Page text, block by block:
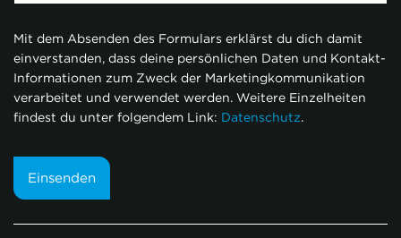
Mit dem Absenden des Formulars erklärst du dich damit
einverstanden, dass deine persönlichen Daten und Kontakt-
Informationen zum Zweck der Marketingkommunikation
verarbeitet und verwendet werden. Weitere Einzelheiten
findest du unter folgendem Link: Datenschutz.